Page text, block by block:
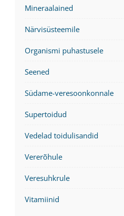
Mineraalained
Närvisüsteemile
Organismi puhastusele
Seened
Südame-veresoonkonnale
Supertoidud
Vedelad toidulisandid
Vererõhule
Veresuhkrule
Vitamiinid